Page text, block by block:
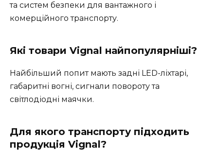
та систем безпеки для вантажного і
комерційного транспорту.
Які товари Vignal найпопулярніші?
Найбільший попит мають задні LED-ліхтарі,
габаритні вогні, сигнали повороту та
світлодіодні маячки.
Для якого транспорту підходить
продукція Vignal?